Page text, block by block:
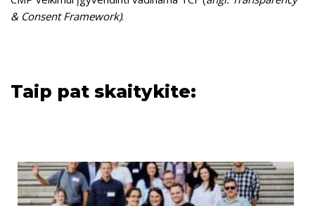
& Consent Framework).
Taip pat skaitykite: